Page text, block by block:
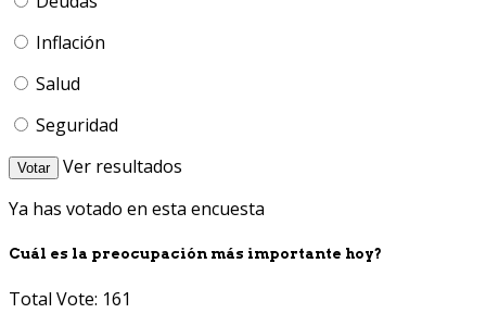
Inflación
Salud
Seguridad
Votar
Ver resultados
Ya has votado en esta encuesta
Cuál es la preocupación más importante hoy?
Total Vote: 161